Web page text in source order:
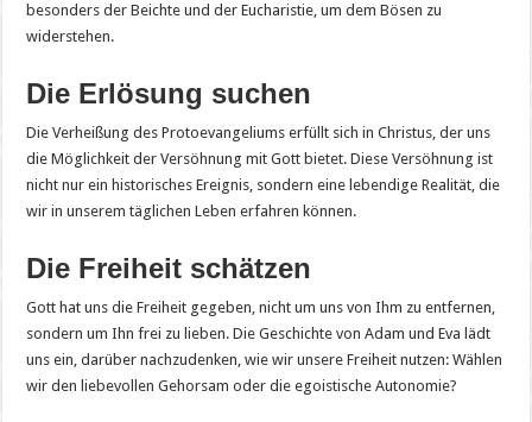
besonders der Beichte und der Eucharistie, um dem Bösen zu
widerstehen.
Die Erlösung suchen
Die Verheißung des Protoevangeliums erfüllt sich in Christus, der uns
die Möglichkeit der Versöhnung mit Gott bietet. Diese Versöhnung ist
nicht nur ein historisches Ereignis, sondern eine lebendige Realität, die
wir in unserem täglichen Leben erfahren können.
Die Freiheit schätzen
Gott hat uns die Freiheit gegeben, nicht um uns von Ihm zu entfernen,
sondern um Ihn frei zu lieben. Die Geschichte von Adam und Eva lädt
uns ein, darüber nachzudenken, wie wir unsere Freiheit nutzen: Wählen
wir den liebevollen Gehorsam oder die egoistische Autonomie?